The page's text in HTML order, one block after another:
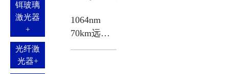
铒玻璃
激光器
+
光纤激
光器+
1064nm
70km远程